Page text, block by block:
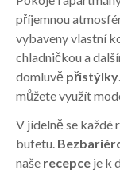
příjemnou
vybaveny vlastní
chladničkou a
domluvě přistýlky
můžete využít
V jídelně se každé
bufetu.
naše recepce je k